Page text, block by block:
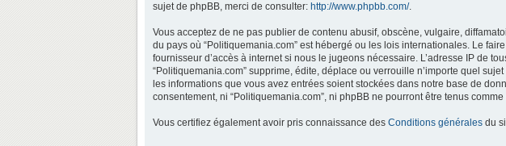
sujet de phpBB, merci de consulter: http://www.phpbb.com/.
Vous acceptez de ne pas publier de contenu abusif, obscène, vulgaire,
du pays où “Politiquemania.com” est hébergé ou les lois internationales. Le
fournisseur d’accès à internet si nous le jugeons nécessaire. L’adresse IP de
“Politiquemania.com” supprime, édite, déplace ou verrouille n’importe quel
les informations que vous avez entrées soient stockées dans notre base de
consentement, ni “Politiquemania.com”, ni phpBB ne pourront être tenus
Vous certifiez également avoir pris connaissance des Conditions générales du